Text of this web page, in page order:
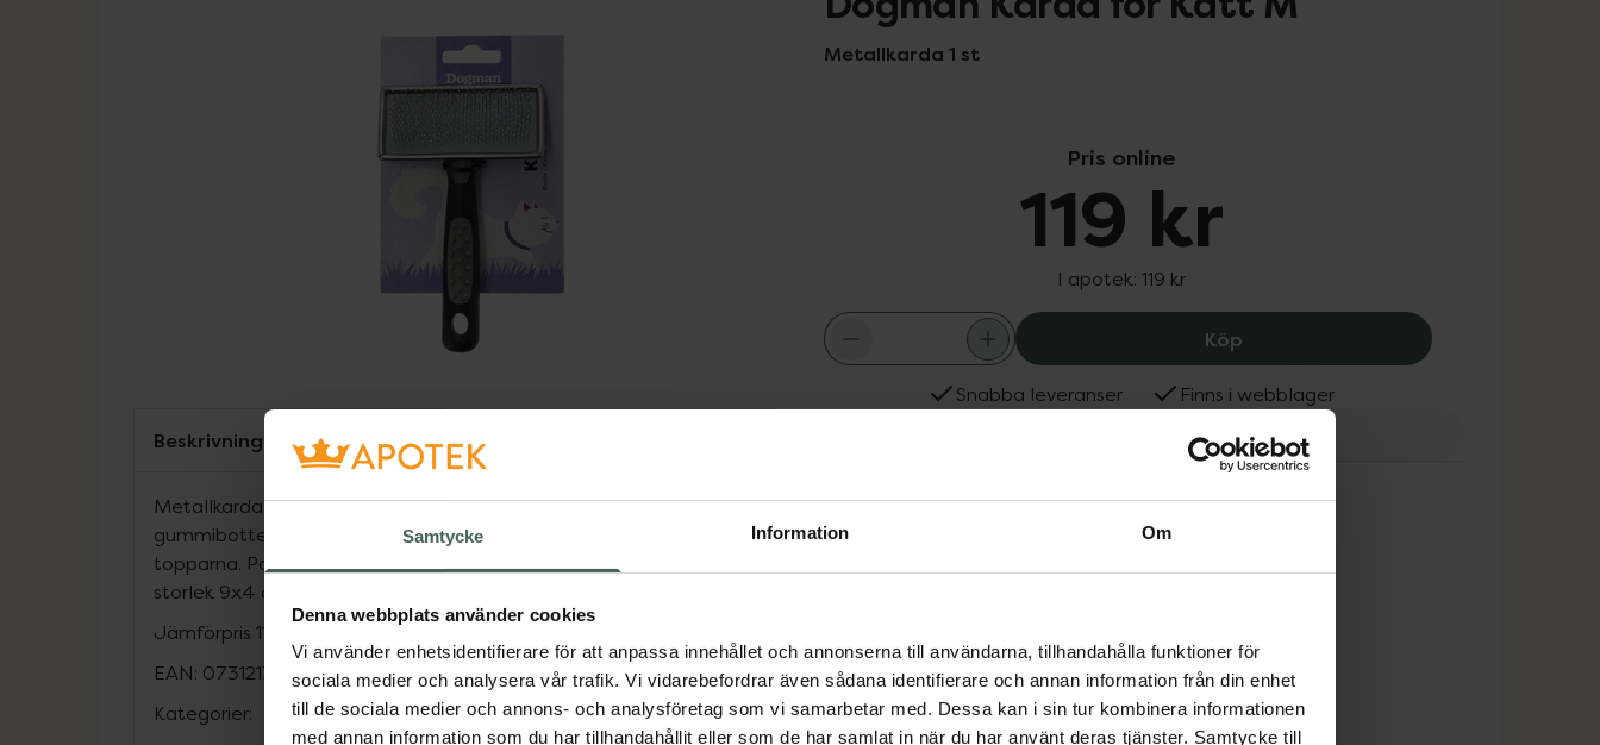
Samtycke Information Om
Denna webbplats använder cookies
Vi använder enhetsidentifierare för att anpassa innehållet och annonserna till användarna, tillhandahålla funktioner för
sociala medier och analysera vår trafik. Vi vidarebefordrar även sådana identifierare och annan information från din enhet
till de sociala medier och annons- och analysföretag som vi samarbetar med. Dessa kan i sin tur kombinera informationen
med annan information som du har tillhandahållit eller som de har samlat in när du har använt deras tjänster. Samtycke till
Metallkarda 1 st
Pris online
119 kr
I apotek: 119 kr
Köp Dogman Karda för Katt M, 119 kr.
Snabba leveranser Finns i webblager
Aktuella erbjudanden
Beskrivning
Metallkarda med plasthandtag och gummigrepp. Kardan har mjuk
gummibotten och vinklade metallborst med plastknoppar på
topparna. Passar även till hund och kanin. Längd 14,5 cm. Kardans
storlek 9x4 cm.
Jämförpris 119 kr
EAN: 07312137170345
Kategorier: